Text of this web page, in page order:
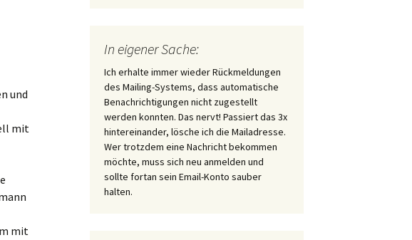
und
mit
mit
In eigener Sache:
Ich erhalte immer wieder Rückmeldungen
des Mailing-Systems, dass automatische
Benachrichtigungen nicht zugestellt
werden konnten. Das nervt! Passiert das 3x
hintereinander, lösche ich die Mailadresse.
Wer trotzdem eine Nachricht bekommen
möchte, muss sich neu anmelden und
sollte fortan sein Email-Konto sauber
halten.